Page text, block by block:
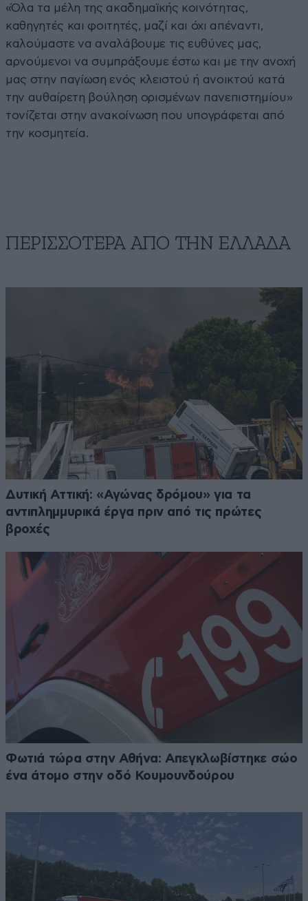
«Όλα τα μέλη της ακαδημαϊκής κοινότητας,
καθηγητές και φοιτητές, μαζί και όχι απέναντι,
καλούμαστε να αναλάβουμε τις ευθύνες μας,
αρνούμενοι να συμπράξουμε έστω και με την ανοχή
μας στην παγίωση ενός κλειστού ή ανοικτού κατά
την αυθαίρετη βούληση ορισμένων πανεπιστημίου»
τονίζεται στην ανακοίνωση που υπογράφεται από
την κοσμητεία.
ΠΕΡΙΣΣΟΤΕΡΑ ΑΠΟ ΤΗΝ ΕΛΛΑΔΑ
Δυτική Αττική: «Αγώνας δρόμου» για τα
αντιπλημμυρικά έργα πριν από τις πρώτες
βροχές
Φωτιά τώρα στην Αθήνα: Απεγκλωβίστηκε σώο
ένα άτομο στην οδό Κουμουνδούρου